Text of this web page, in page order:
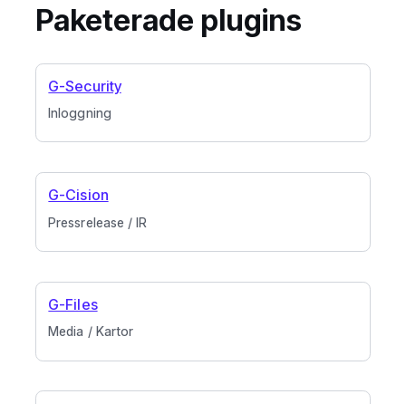
Paketerade plugins
Inloggning
G-Security
Pressrelease / IR
G-Cision
Media / Kartor
G-Files